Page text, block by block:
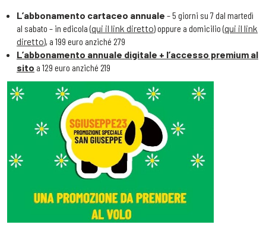
L’abbonamento cartaceo annuale – 5 giorni su 7 dal martedì
al sabato – in edicola (qui il link diretto) oppure a domicilio (qui il link
diretto), a 199 euro anziché 279
L’abbonamento annuale digitale + l’accesso premium al
sito a 129 euro anziché 219